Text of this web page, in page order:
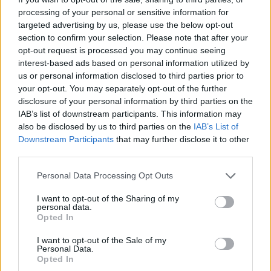
processing of your personal or sensitive information for
targeted advertising by us, please use the below opt-out
section to confirm your selection. Please note that after your
opt-out request is processed you may continue seeing
interest-based ads based on personal information utilized by
us or personal information disclosed to third parties prior to
your opt-out. You may separately opt-out of the further
disclosure of your personal information by third parties on the
IAB’s list of downstream participants. This information may
also be disclosed by us to third parties on the IAB’s List of
Downstream Participants that may further disclose it to other
Please note that this website/app uses one or more Google
not limited to your visit or usage behaviour. You may click to
grant or deny consent to Google and its third-party tags to
use your data for below specified purposes in below Google
consent section.
Personal Data Processing Opt Outs
I want to opt-out of the Sharing of my
personal data.
Opted In
I want to opt-out of the Sale of my
Personal Data.
Opted In
Los sancionados de la jornada 32: ¿Quiénes suplirán a Zubimendi
17. abril 2024 PorJesus Gallo |
Diez jugadores se perderán la jornada 32 de LaLiga 23/24 al estar